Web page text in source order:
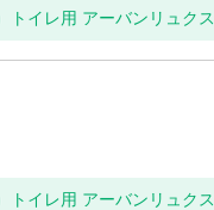
トイレ用 アーバンリュクス
トイレ用 アーバンリュクス